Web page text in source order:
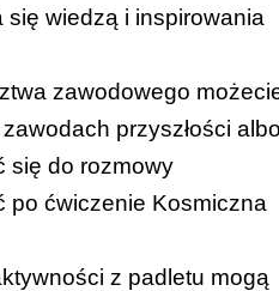
wiedzą i inspirowania
zawodowego
przyszłości
się do rozmowy
po ćwiczenie Kosmiczna
z padletu mogą